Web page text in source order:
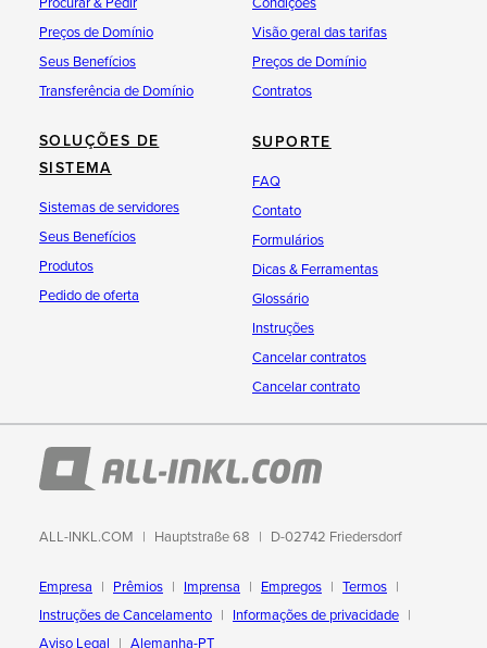
Preços de Domínio
Seus Benefícios
Transferência de Domínio
Visão geral das tarifas
Preços de Domínio
Contratos
SOLUÇÕES DE
SISTEMA
Sistemas de servidores
Seus Benefícios
Produtos
Pedido de oferta
SUPORTE
FAQ
Contato
Formulários
Dicas & Ferramentas
Glossário
Instruções
Cancelar contratos
Cancelar contrato
ALL-INKL.COM Hauptstraße 68 D-02742 Friedersdorf
Empresa Prêmios Imprensa Empregos
Termos
Instruções de Cancelamento
Informações de privacidade
Aviso Legal
Alemanha-PT